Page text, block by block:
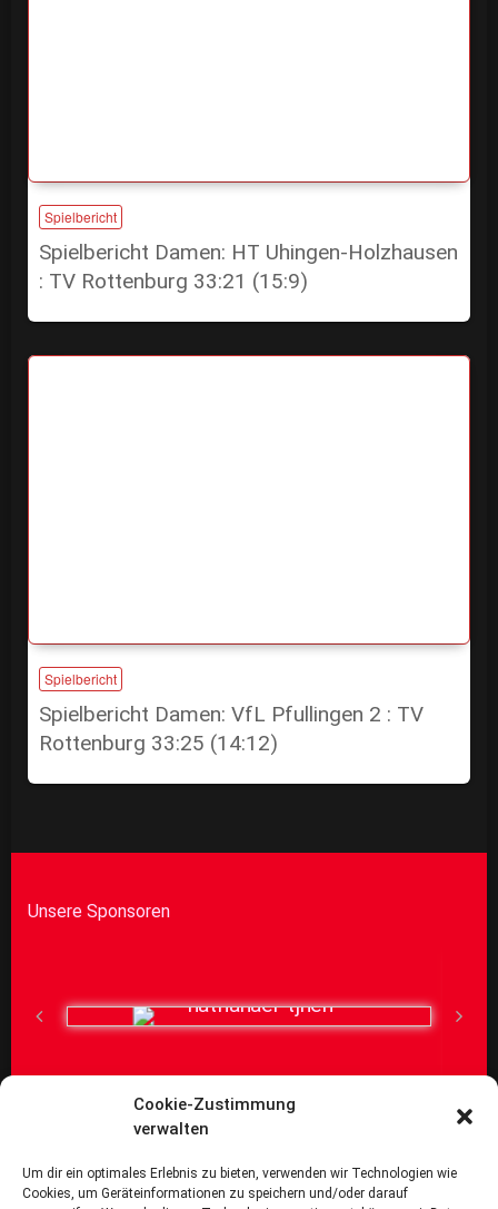
Cookie-Zustimmung
verwalten
Um dir ein optimales Erlebnis zu bieten, verwenden wir Technologien wie
Cookies, um Geräteinformationen zu speichern und/oder darauf
Spielbericht
Spielbericht Damen: HT Uhingen-Holzhausen
: TV Rottenburg 33:21 (15:9)
Spielbericht
Spielbericht Damen: VfL Pfullingen 2 : TV
Rottenburg 33:25 (14:12)
Unsere Sponsoren
Seebronner Str. 50